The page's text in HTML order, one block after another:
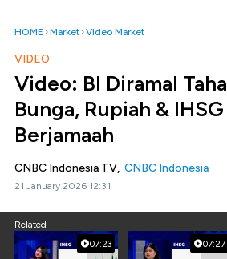
HOME Market Video Market
VIDEO
Video: BI Diramal
Bunga, Rupiah &
Berjamaah
CNBC Indonesia TV, CNBC Indonesia
21 January 2026 12:31
Related
07:23 07:27